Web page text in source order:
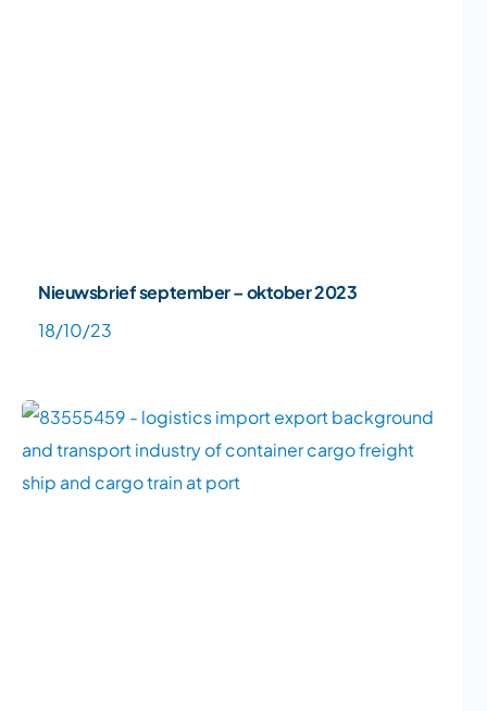
Nieuwsbrief september – oktober 2023
18/10/23